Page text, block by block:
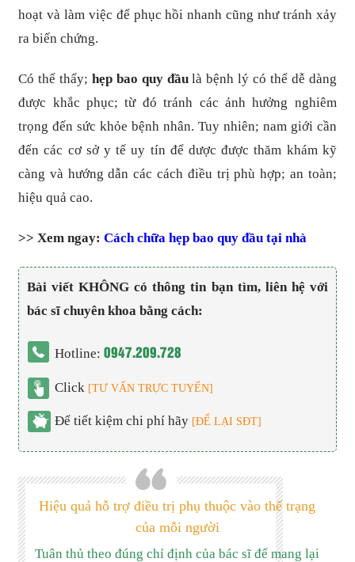
hoạt và làm việc để phục hồi nhanh cũng như tránh xảy
ra biến chứng.
Có thể thấy; hẹp bao quy đầulà bệnh lý có thể dễ dàng
được khắc phục; từ đó tránh các ảnh hưởng nghiêm
trọng đến sức khỏe bệnh nhân. Tuy nhiên; nam giới cần
đến các cơ sở y tế uy tín để dược được thăm khám kỹ
càng và hướng dẫn các cách điều trị phù hợp; an toàn;
hiệu quả cao.
>> Xem ngay:Cách chữa hẹp bao quy đầu tại nhà
Bài viết KHÔNG có thông tin bạn tìm, liên hệ với
bác sĩ chuyên khoa bằng cách:
Hotline:0947.209.728
Click [TƯ VẤN TRỰC TUYẾN]
Để tiết kiệm chi phí hãy [ĐỂ LẠI SĐT]
Hiệu quả hỗ trợ điều trị phụ thuộc vào thể trạng
của mỗi người
Tuân thủ theo đúng chỉ định của bác sĩ để mang lại